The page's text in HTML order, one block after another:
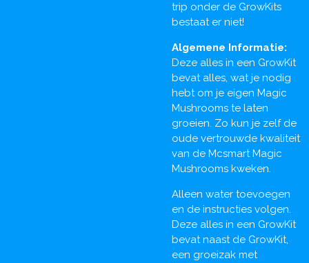
trip onder de GrowKits
bestaat er niet!
Algemene Informatie:
Deze alles in een GrowKit
bevat alles, wat je nodig
hebt om je eigen Magic
Mushrooms te laten
groeien. Zo kun je zelf de
oude vertrouwde kwaliteit
van de Mcsmart Magic
Mushrooms kweken.
Alleen water toevoegen
en de instructies volgen.
Deze alles in een GrowKit
bevat naast de GrowKit,
een groeizak met